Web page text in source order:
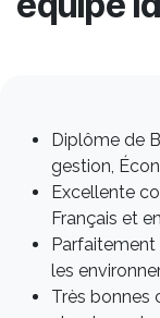
Diplôme de
gestion,
Excellente
Français et
les
Très bonnes